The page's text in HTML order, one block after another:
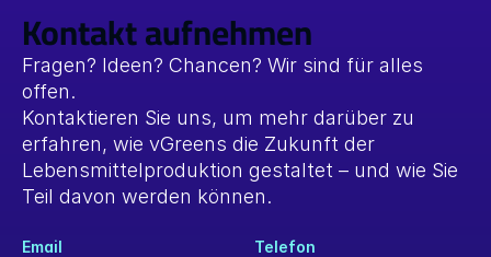
Kontakt aufnehmen
Fragen? Ideen? Chancen? Wir sind für alles
offen.
Kontaktieren Sie uns, um mehr darüber zu
erfahren, wie vGreens die Zukunft der
Lebensmittelproduktion gestaltet – und wie Sie
Teil davon werden können.
Email Telefon